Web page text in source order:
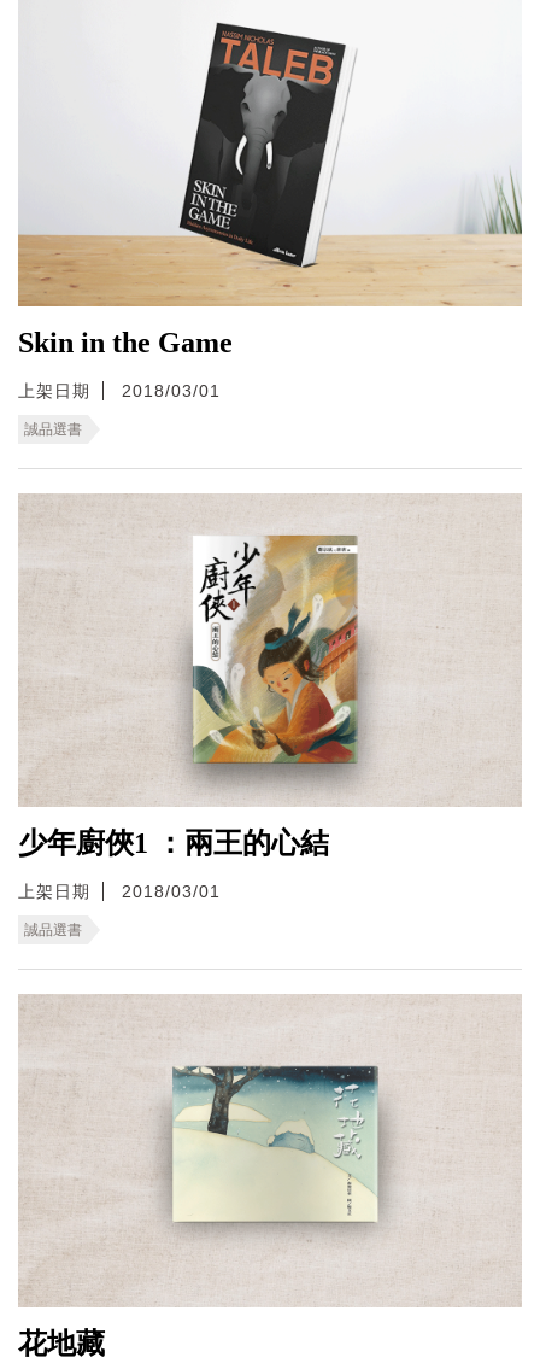
Skin in the Game
上架日期 2018/03/01
誠品選書
少年廚俠1 ：兩王的心結
上架日期 2018/03/01
誠品選書
花地藏